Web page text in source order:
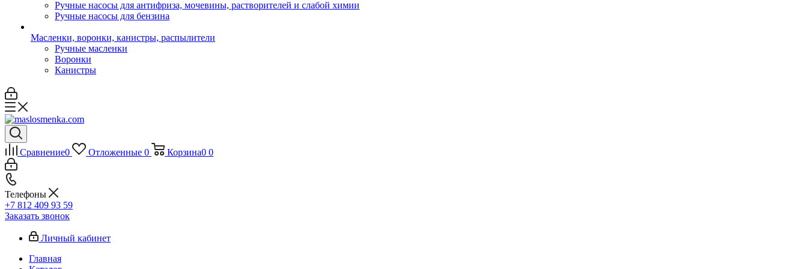
Ручные насосы для антифриза, мочевины, растворителей и слабой химии
Ручные насосы для бензина
Масленки, воронки, канистры, распылители
Ручные масленки
Воронки
Канистры
Сравнение0 Отложенные 0 Корзина0 0
Телефоны
+7 812 409 93 59
Заказать звонок
Личный кабинет
Главная